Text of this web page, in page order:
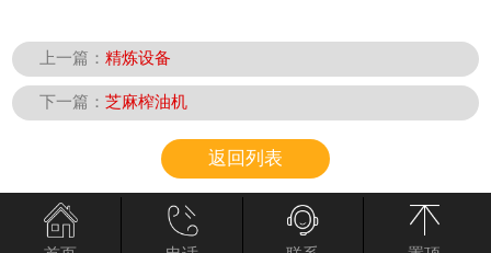
上一篇：精炼设备
下一篇：芝麻榨油机
返回列表